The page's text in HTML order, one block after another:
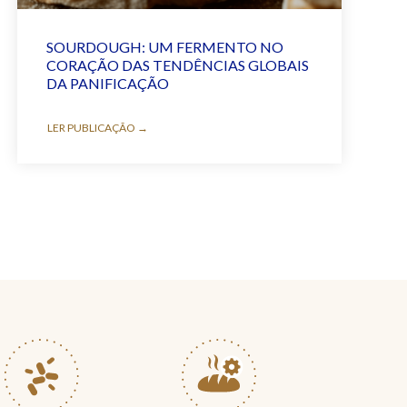
SOURDOUGH: UM FERMENTO NO
CORAÇÃO DAS TENDÊNCIAS GLOBAIS
DA PANIFICAÇÃO
LER PUBLICAÇÃO →